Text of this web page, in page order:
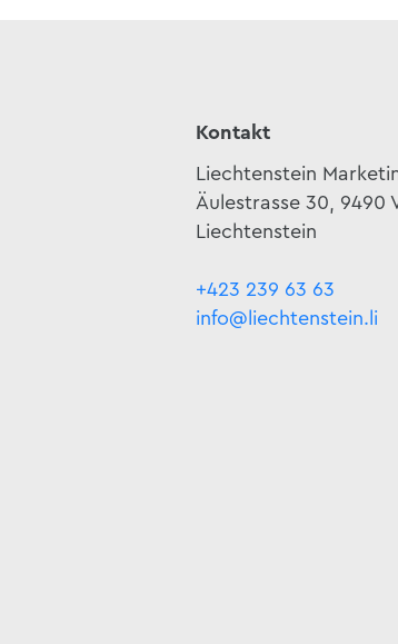
Kontakt
Liechtenstein
Äulestrasse 30, 9490
Liechtenstein
+423 239 63 63
info@liechtenstein.li